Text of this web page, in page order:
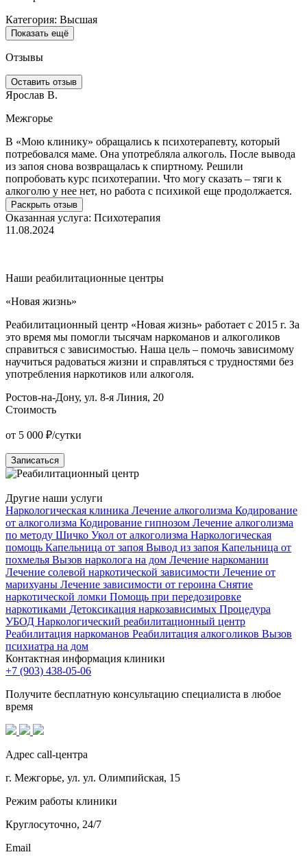
Категория: Высшая
Показать ещё
Отзывы
Оставить отзыв
Ярослав В.
Межгорье
В «Мою клинику» обращались к психотерапевту, который
потребовался маме. Она употребляла алкоголь. После вывода
из запоя снова возвращалась к спиртному. Решили
попробовать курс психотерапии. Что могу сказать – тяги к
алкоголю у нее нет, но работа с психикой еще продолжается.
Раскрыть отзыв
Оказанная услуга: Психотерапия
11.08.2024
Наши реабилитационные центры
«Новая жизнь»
Реабилитационный центр «Новая жизнь» работает с 2015 г. За
это время мы помогли тысячам наркоманов и алкоголиков
справиться с зависимостью. Наша цель – помочь зависимому
научиться радоваться жизни и справляться с трудностями без
употребления наркотиков или алкоголя.
Ростов-на-Дону, ул. 8-я Линия, 20
Стоимость
от 5 000 ₽/сутки
Записаться
Другие наши услуги
Наркологическая клиника Лечение алкоголизма Кодирование
от алкоголизма Кодирование гипнозом Лечение алкоголизма
по методу Шичко Укол от алкоголизма Наркологическая
помощь Капельница от запоя Вывод из запоя Капельница от
похмелья Вызов нарколога на дом Лечение наркомании
Лечение солевой наркотической зависимости Лечение от
марихуаны Лечение зависимости от героина Снятие
наркотической ломки Помощь при передозировке
наркотиками Детоксикация наркозависимых Процедура
УБОД Наркологический реабилитационный центр
Реабилитация наркоманов Реабилитация алкоголиков Вызов
психиатра на дом
Контактная информация клиники
+7 (903) 438-05-06
Получите бесплатную консультацию специалиста в любое
время
Адрес call-центра
г. Межгорье, ул. ул. Олимпийская, 15
Режим работы клиники
Круглосуточно, 24/7
Email